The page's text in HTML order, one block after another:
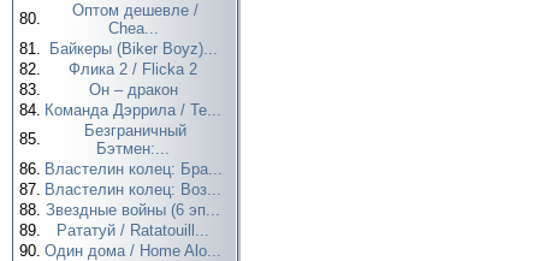
80.
Оптом дешевле /
Chea...
81.
Байкеры (Biker Boyz)...
82.
Флика 2 / Flicka 2
83.
Он – дракон
84. Команда Дэррила / Te...
85.
Безграничный
Бэтмен:...
86. Властелин колец: Бра...
87. Властелин колец: Воз...
88. Звездные войны (6 эп...
89.
Рататуй / Ratatouill...
90. Один дома / Home Alo...